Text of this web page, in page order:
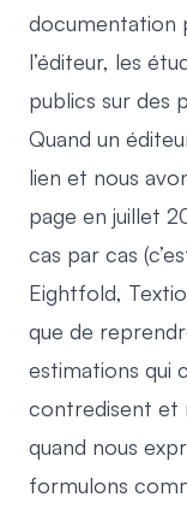
documentation
l’éditeur, les
publics sur des
Quand un
lien et nous
page en juillet
cas par cas
Eightfold,
que de
estimations qui
contredisent et
quand nous
formulons